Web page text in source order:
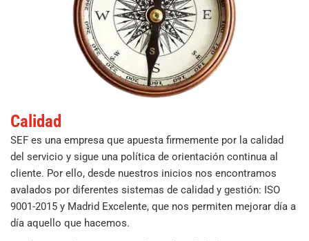
Calidad
SEF es una empresa que apuesta firmemente por la calidad
del servicio y sigue una política de orientación continua al
cliente. Por ello, desde nuestros inicios nos encontramos
avalados por diferentes sistemas de calidad y gestión: ISO
9001-2015 y Madrid Excelente, que nos permiten mejorar día a
día aquello que hacemos.